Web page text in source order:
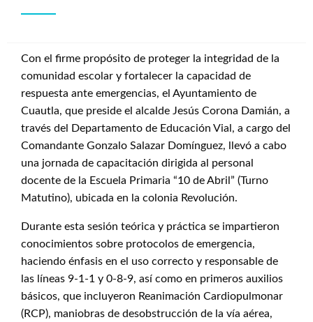
Con el firme propósito de proteger la integridad de la
comunidad escolar y fortalecer la capacidad de
respuesta ante emergencias, el Ayuntamiento de
Cuautla, que preside el alcalde Jesús Corona Damián, a
través del Departamento de Educación Vial, a cargo del
Comandante Gonzalo Salazar Domínguez, llevó a cabo
una jornada de capacitación dirigida al personal
docente de la Escuela Primaria “10 de Abril” (Turno
Matutino), ubicada en la colonia Revolución.
Durante esta sesión teórica y práctica se impartieron
conocimientos sobre protocolos de emergencia,
haciendo énfasis en el uso correcto y responsable de
las líneas 9-1-1 y 0-8-9, así como en primeros auxilios
básicos, que incluyeron Reanimación Cardiopulmonar
(RCP), maniobras de desobstrucción de la vía aérea,